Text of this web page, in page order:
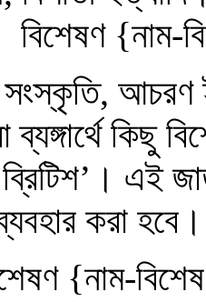
বিশেষণ {নাম-
আচরণ
ব্যঙ্গার্থে কিছু
। এই
করা হবে ।
{নাম-